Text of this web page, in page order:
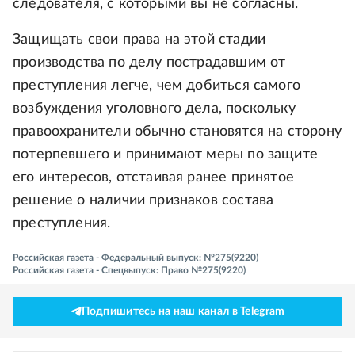
следователя, с которыми вы не согласны.
Защищать свои права на этой стадии
производства по делу пострадавшим от
преступления легче, чем добиться самого
возбуждения уголовного дела, поскольку
правоохранители обычно становятся на сторону
потерпевшего и принимают меры по защите
его интересов, отстаивая ранее принятое
решение о наличии признаков состава
преступления.
Российская газета - Федеральный выпуск: №275(9220)
Российская газета - Спецвыпуск: Право №275(9220)
Подпишитесь на наш канал в Telegram